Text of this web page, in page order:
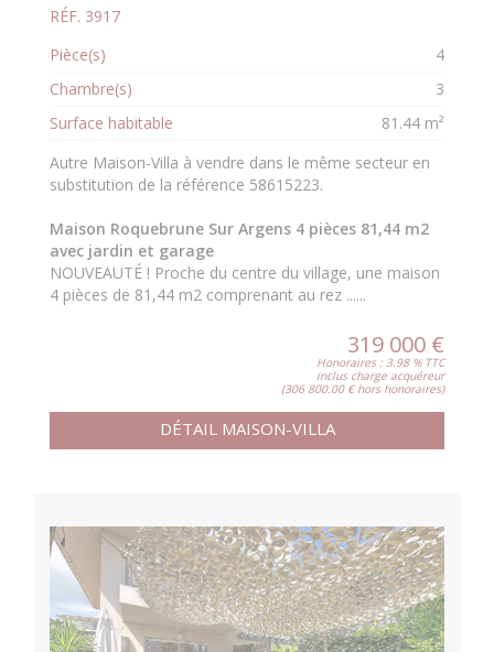
RÉF. 3917
Pièce(s)
4
Chambre(s)
3
Surface habitable
81.44 m²
Autre Maison-Villa à vendre dans le même secteur en
substitution de la référence 58615223.
Maison Roquebrune Sur Argens 4 pièces 81,44 m2
avec jardin et garage
NOUVEAUTÉ ! Proche du centre du village, une maison
4 pièces de 81,44 m2 comprenant au rez ......
319 000 €
Honoraires : 3.98 % TTC
inclus charge acquéreur
(306 800.00 € hors honoraires)
DÉTAIL MAISON-VILLA